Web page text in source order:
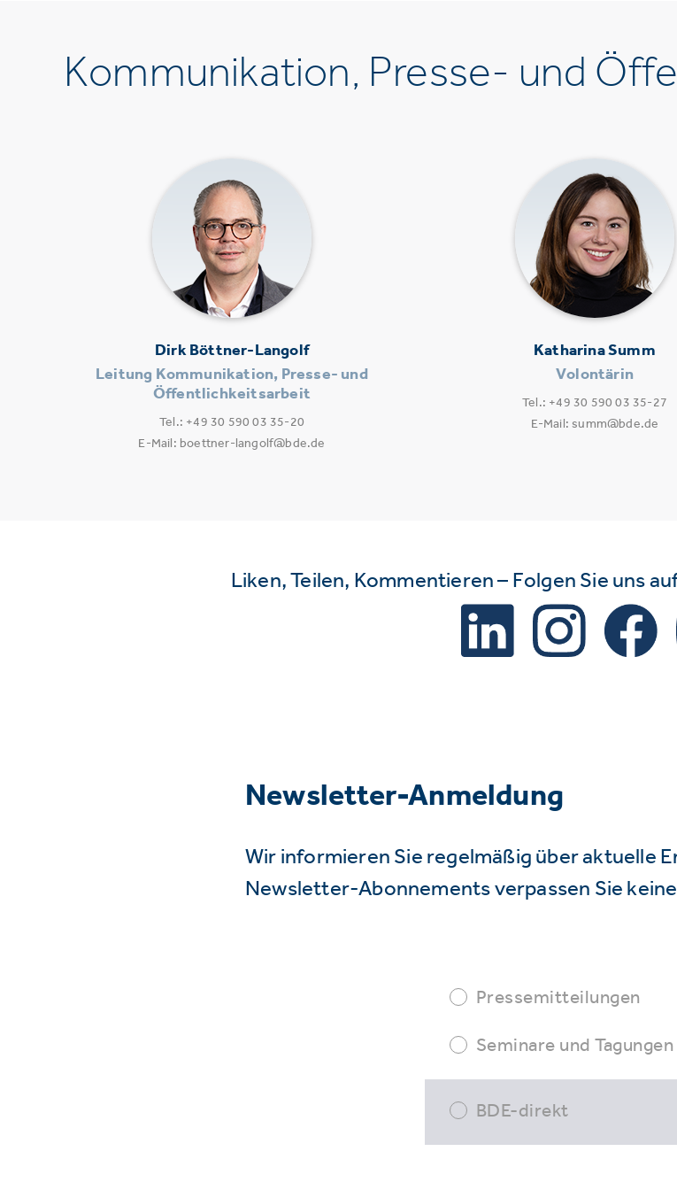
Kommunikation, Presse- und
Dirk Böttner-Langolf
Leitung Kommunikation, Presse- und
Öffentlichkeitsarbeit
Tel.: +49 30 590 03 35-20
E-Mail: boettner-langolf@bde.de
Katharina Summ
Volontärin
Tel.: +49 30 590 03 35-27
E-Mail: summ@bde.de
Liken, Teilen, Kommentieren – Folgen Sie uns
Newsletter-Anmeldung
Wir informieren Sie regelmäßig über aktuelle
Newsletter-Abonnements verpassen Sie
Pressemitteilungen
Seminare und Tagungen
BDE-direkt